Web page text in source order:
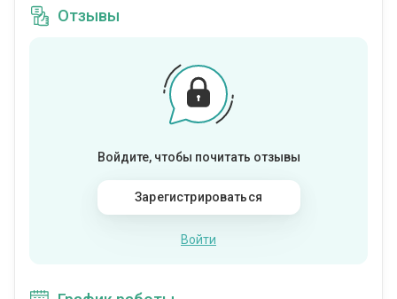
Отзывы
Войдите, чтобы почитать отзывы
Зарегистрироваться
Войти